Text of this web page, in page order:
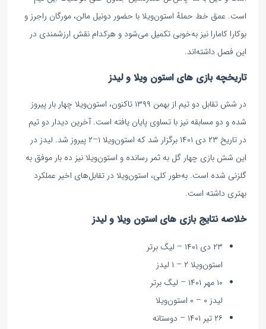
است. عمق خط حملهٔ استون‌ویلا با حضور دونیل مالن، مورگان راجرز و
بوکارا کامارا نیز به‌خوبی تکمیل می‌شود و هرکدام نقش ارزشمندی در
این فصل داشته‌اند.
تاریخچه بازی های استون ویلا و لیدز
در شش تقابل دو تیم از بهمن ۱۳۹۹ تاکنون، استون‌ویلا چهار بار پیروز
شده و دو مسابقه نیز با تساوی پایان یافته است. آخرین دیدار دو تیم
در تاریخ ۲۳ دی ۱۴۰۱ برگزار شد که استون‌ویلا ۱–۲ پیروز شد. لیدز در
این شش بازی چهار گل به ثمر رسانده و استون‌ویلا نیز ده بار موفق به
گلزنی شده است. به‌طور کلی، استون‌ویلا در تقابل‌های اخیر عملکرد
بهتری داشته است.
خلاصه نتایج بازی های استون ویلا و لیدز
۲۳ دی ۱۴۰۱ – لیگ برتر
استون‌ویلا ۲ – ۱ لیدز
۱۰ مهر ۱۴۰۱ – لیگ برتر
لیدز ۰ – ۰ استون‌ویلا
۲۶ تیر ۱۴۰۱ – دوستانه